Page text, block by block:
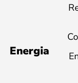
Energia